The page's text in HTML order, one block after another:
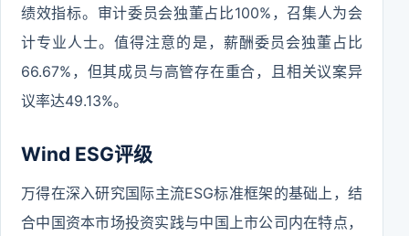
绩效指标。审计委员会独董占比100%，召集人为会
计专业人士。值得注意的是，薪酬委员会独董占比
66.67%，但其成员与高管存在重合，且相关议案异
议率达49.13%。
Wind ESG评级
万得在深入研究国际主流ESG标准框架的基础上，结
合中国资本市场投资实践与中国上市公司内在特点，